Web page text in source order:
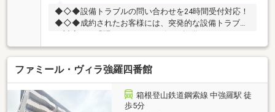
◆◇◆設備トラブルの問い合わせを24時間受付対応！
◆◇◆成約されたお客様には、突発的な設備トラブル
に対応する「駆けつけ」サービスを提供しておりま
す。24時間365日コールセンター対応！30分以内の一
次応急処置を無料にて行います。※対象期間：物件引
き渡し日の翌月末まで※対象者・対象設備・その他諸
条件あり
ファミール・ヴィラ強羅四番館
箱根登山鉄道鋼索線 中強羅駅 徒
歩5分